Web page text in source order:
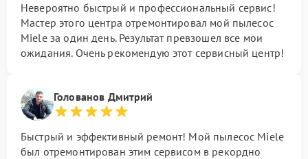
Невероятно быстрый и профессиональный сервис!
Мастер этого центра отремонтировал мой пылесос
Miele за один день. Результат превзошел все мои
ожидания. Очень рекомендую этот сервисный центр!
Голованов Дмитрий
Быстрый и эффективный ремонт! Мой пылесос Miele
был отремонтирован этим сервисом в рекордно